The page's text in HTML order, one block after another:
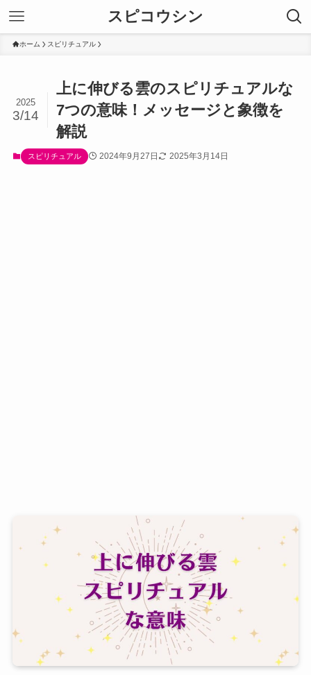
スピコウシン
ホーム スピリチュアル
上に伸びる雲のスピリチュアルな
7つの意味！メッセージと象徴を
解説
2025
3/14
スピリチュアル 2024年9月27日 2025年3月14日